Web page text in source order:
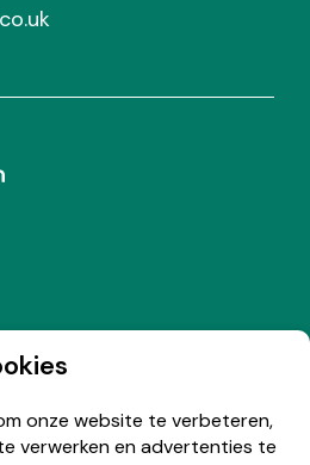
onze website te verbeteren,
verwerken en advertenties te
Prins nieuwsbrief